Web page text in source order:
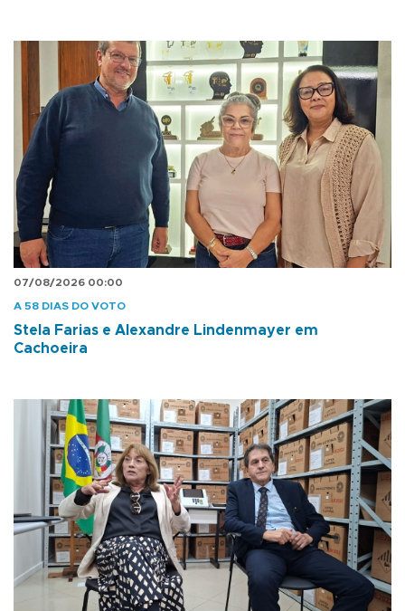
07/08/2026 00:00
A 58 DIAS DO VOTO
Stela Farias e Alexandre Lindenmayer em
Cachoeira